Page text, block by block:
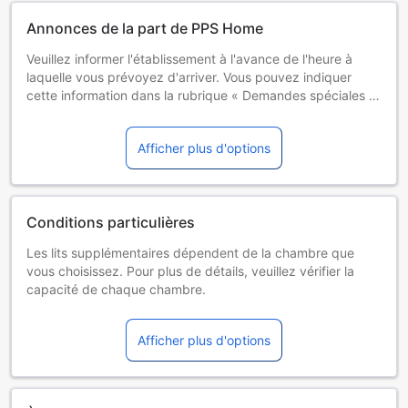
Annonces de la part de PPS Home
Veuillez informer l'établissement à l'avance de l'heure à
laquelle vous prévoyez d'arriver. Vous pouvez indiquer
cette information dans la rubrique « Demandes spéciales »
l'établissement. Ses coordonnées figurent sur votre
confirmation de réservation. Vous devrez présenter une
pièce d'identité avec photo et une carte de crédit lors de
l'enregistrement. Veuillez noter que toutes les demandes
pourront entraîner des frais supplémentaires.
Afficher plus d'options
Conditions particulières
Les lits supplémentaires dépendent de la chambre que
vous choisissez. Pour plus de détails, veuillez vérifier la
capacité de chaque chambre.
peuvent s'appliquer si vous réservez plus de 5 chambres
Afficher plus d'options